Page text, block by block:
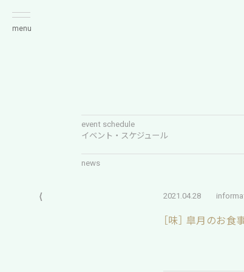
menu
event schedule
イベント・スケジュール
news
⟨ 2021.04.28
［味］ 皐月のお食